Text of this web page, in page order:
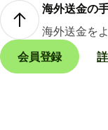
海外送金の
海外送金を
会員登録